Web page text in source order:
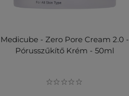
Medicube - Zero Pore Cream 2.0 -
Pórusszűkítő Krém - 50ml